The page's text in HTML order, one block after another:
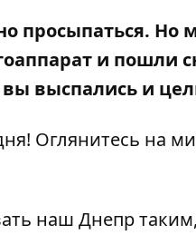
просыпаться. Но
и пошли
выспались и
Оглянитесь на
наш Днепр